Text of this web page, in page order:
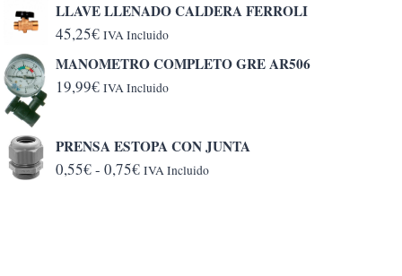
LLAVE LLENADO CALDERA FERROLI
45,25€ IVA Incluido
MANOMETRO COMPLETO GRE AR506
19,99€ IVA Incluido
PRENSA ESTOPA CON JUNTA
0,55€- 0,75€Rango
IVA Incluido